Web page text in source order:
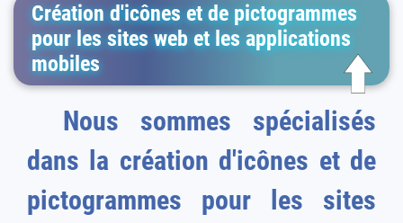
Création d'icônes et de pictogrammes
pour les sites web et les applications
mobiles
Nous sommes spécialisés
dans la création d'icônes et de
pictogrammes pour les sites